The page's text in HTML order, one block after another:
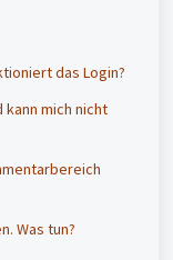
das Login?
mich nicht
Was tun?